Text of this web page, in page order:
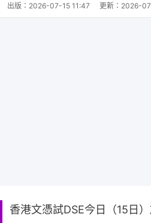
出版： 2026-07-15 11:47 更新： 2026-
香港文憑試DSE今日（15日